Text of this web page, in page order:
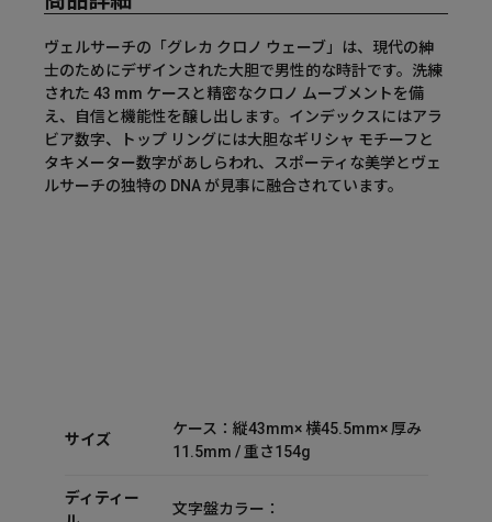
ヴェルサーチの「グレカ クロノ ウェーブ」は、現代の紳
士のためにデザインされた大胆で男性的な時計です。洗練
された 43 mm ケースと精密なクロノ ムーブメントを備
え、自信と機能性を醸し出します。インデックスにはアラ
ビア数字、トップ リングには大胆なギリシャ モチーフと
タキメーター数字があしらわれ、スポーティな美学とヴェ
ルサーチの独特の DNA が見事に融合されています。
サイズ
ケース：縦43mm× 横45.5mm× 厚み
11.5mm / 重さ154g
ディティー
文字盤カラー：